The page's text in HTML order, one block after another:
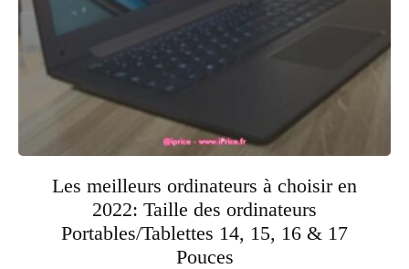
Les meilleurs ordinateurs à choisir en
2022: Taille des ordinateurs
Portables/Tablettes 14, 15, 16 & 17
Pouces